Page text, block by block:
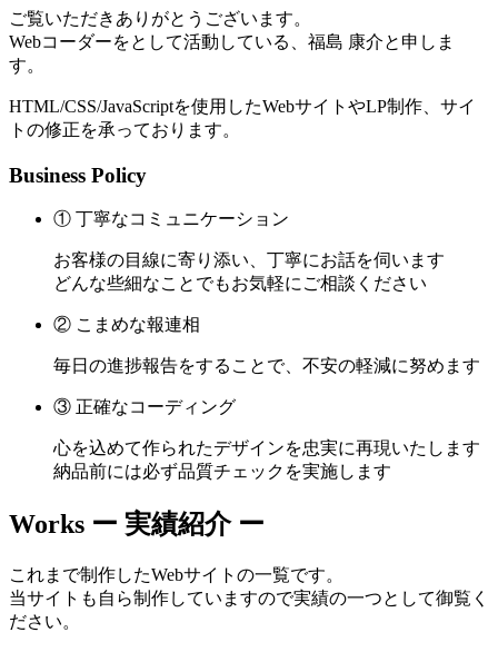
ご覧いただきありがとうございます。
Webコーダーをとして活動している、福島 康介と申しま
す。
HTML/CSS/JavaScriptを使用したWebサイトやLP制作、サイ
トの修正を承っております。
Business Policy
① 丁寧なコミュニケーション
お客様の目線に寄り添い、丁寧にお話を伺います
どんな些細なことでもお気軽にご相談ください
② こまめな報連相
毎日の進捗報告をすることで、不安の軽減に努めます
③ 正確なコーディング
心を込めて作られたデザインを忠実に再現いたします
納品前には必ず品質チェックを実施します
Works ー 実績紹介 ー
これまで制作したWebサイトの一覧です。
当サイトも自ら制作していますので実績の一つとして御覧く
ださい。